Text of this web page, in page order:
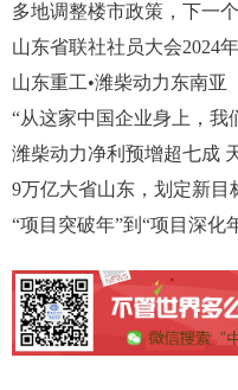
多地调整楼市政策，下一
山东省联社社员大会2024
山东重工•潍柴动力东南亚
“从这家中国企业身上，我
潍柴动力净利预增超七成
9万亿大省山东，划定新目
“项目突破年”到“项目深化